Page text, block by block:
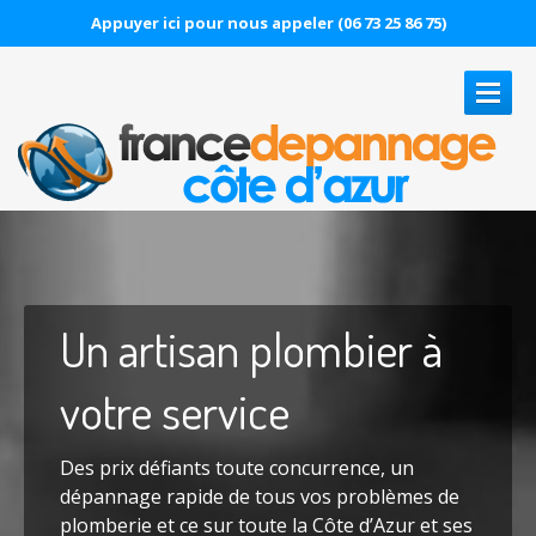
Appuyer ici pour nous appeler (06 73 25 86 75)
AssainissementCannes
Assainissement Grasse
Juans les Pins
Assainissement Menton
Un artisan plombier à
votre service
Des prix défiants toute concurrence, un
dépannage rapide de tous vos problèmes de
plomberie et ce sur toute la Côte d’Azur et ses